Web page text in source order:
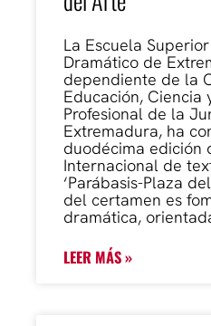
La Escuela
Dramático de
dependiente de la
Educación, Ciencia
Profesional de la
Extremadura, ha
duodécima edición
Internacional de
‘Parábasis-Plaza
del certamen es
dramática,
LEER MÁS »